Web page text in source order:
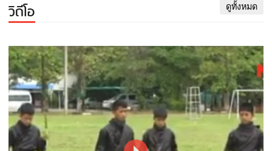
วิดีโอ ดูทั้งหมด